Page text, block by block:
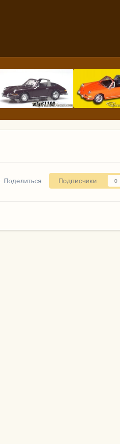
Поделиться Подписчики 0